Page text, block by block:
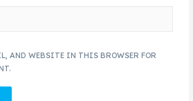
AND WEBSITE IN THIS BROWSER FOR